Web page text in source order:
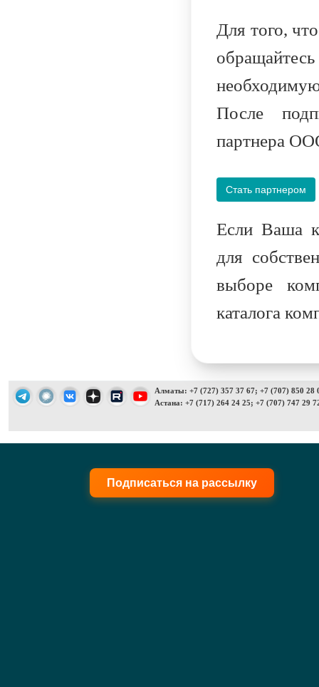
Для того,
После
партнера
Стать партнером
Если Ваша
для
выборе
каталога
Алматы: +7 (727) 357 37 67; +7 (707) 850 28
Астана: +7 (717) 264 24 25; +7 (707) 747 29
Подписаться на рассылку